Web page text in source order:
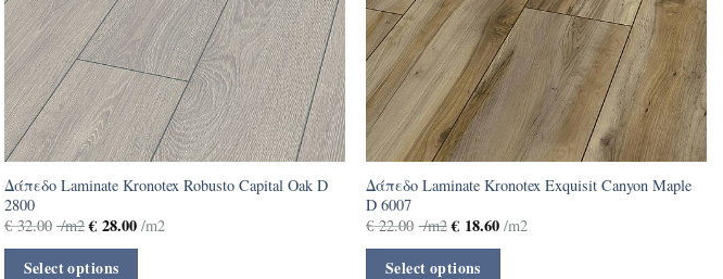
Δάπεδο Laminate Kronotex Robusto Capital Oak D
2800
€32.00 /m2 € 28.00 /m2
Select options
Δάπεδο Laminate Kronotex Exquisit Canyon Maple
D 6007
€22.00 /m2 €18.60/m2
Select options